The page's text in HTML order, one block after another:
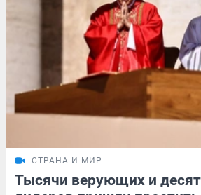
СТРАНА И МИР
Тысячи верующих и